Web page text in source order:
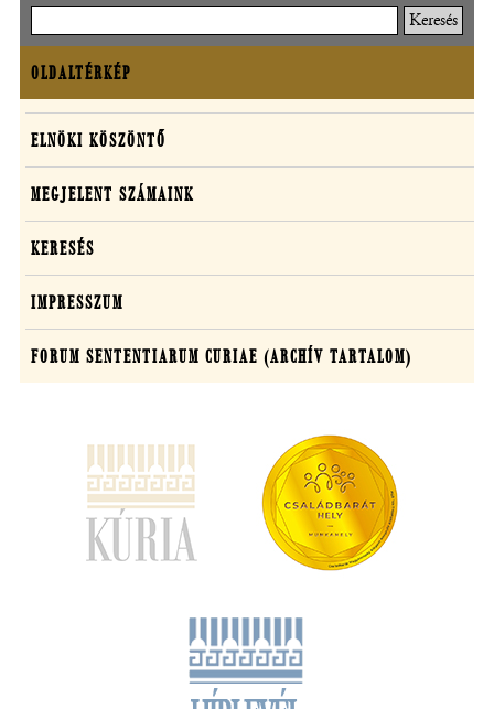
Oldaltérkép
OLDALTÉRKÉP
Kúriai
döntések
-
Bírósági
Határozatok
ELNÖKI KÖSZÖNTŐ
MEGJELENT SZÁMAINK
KERESÉS
IMPRESSZUM
FORUM SENTENTIARUM CURIAE (ARCHÍV TARTALOM)